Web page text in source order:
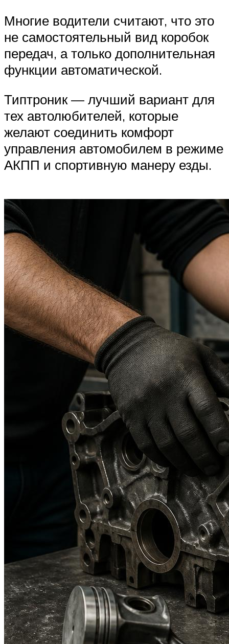
Многие водители считают, что это
не самостоятельный вид коробок
передач, а только дополнительная
функции автоматической.
Типтроник — лучший вариант для
тех автолюбителей, которые
желают соединить комфорт
управления автомобилем в режиме
АКПП и спортивную манеру езды.